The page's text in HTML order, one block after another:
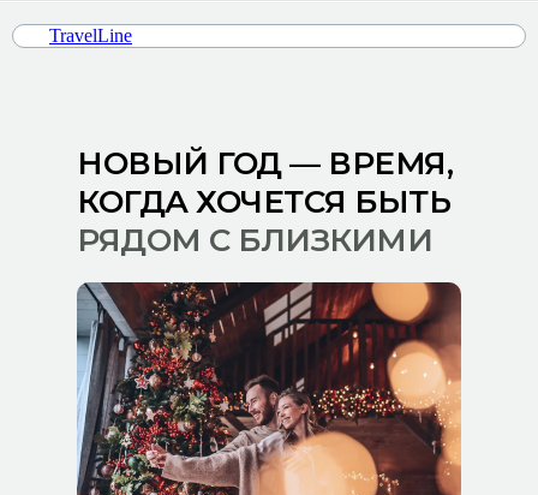
TravelLine
НОВЫЙ ГОД — ВРЕМЯ,
КОГДА ХОЧЕТСЯ БЫТЬ
РЯДОМ С БЛИЗКИМИ